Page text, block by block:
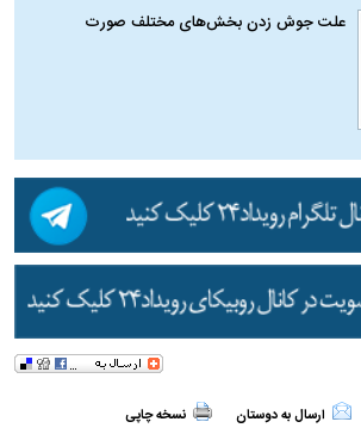
علت جوش زدن بخش‌های مختلف صورت
ارسال به دوستان نسخه چاپی